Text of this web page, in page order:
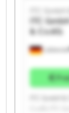
Lübbecke
ITC GmbH
ITC
& Co.KG